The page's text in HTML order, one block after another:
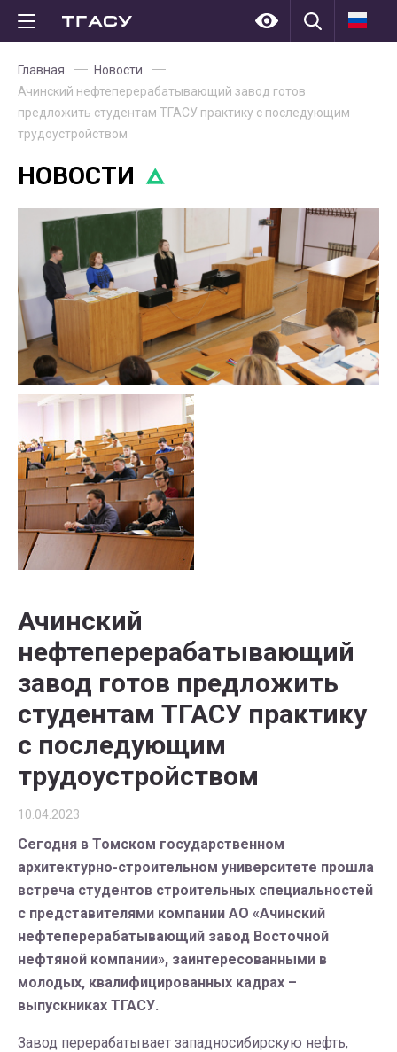
Главная
Новости
Ачинский нефтеперерабатывающий завод готов
предложить студентам ТГАСУ практику с последующим
трудоустройством
НОВОСТИ
Ачинский
нефтеперерабатывающий
завод готов предложить
студентам ТГАСУ практику
с последующим
трудоустройством
10.04.2023
Сегодня в Томском государственном
архитектурно-строительном университете прошла
встреча студентов строительных специальностей
с представителями компании АО «Ачинский
нефтеперерабатывающий завод Восточной
нефтяной компании», заинтересованными в
молодых, квалифицированных кадрах –
выпускниках ТГАСУ.
Завод перерабатывает западносибирскую нефть,